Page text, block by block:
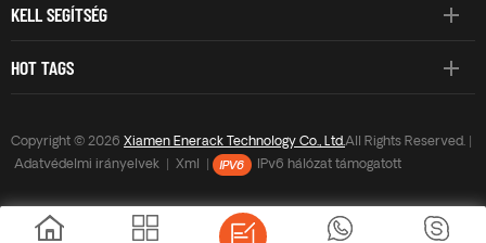
KELL SEGÍTSÉG
HOT TAGS
Copyright © 2026 Xiamen Enerack Technology Co., Ltd.All Rights Reserved. |
Adatvédelmi irányelvek
Xml IPv6 hálózat támogatott